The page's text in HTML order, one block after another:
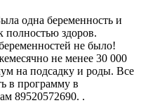
одна беременность и
полностью здоров.
не было!
не менее 30 000
на подсадку и роды. Все
в программу в
89520572690. .